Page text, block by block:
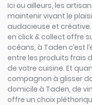
Ici ou ailleurs, les
maintenir vivant le
audacieuse et
en click & collect offre
océans, à Taden c’est
entre les produits frais
de votre cuisine. Et
compagnon à glisser
domicile à Taden, de
offre un choix